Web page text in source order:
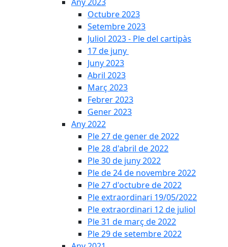
Octubre 2023
Setembre 2023
Juliol 2023 - Ple del cartipàs
17 de juny
Juny 2023
Abril 2023
Març 2023
Febrer 2023
Gener 2023
Any 2022
Ple 27 de gener de 2022
Ple 28 d'abril de 2022
Ple 30 de juny 2022
Ple de 24 de novembre 2022
Ple 27 d'octubre de 2022
Ple extraordinari 19/05/2022
Ple extraordinari 12 de juliol
Ple 31 de març de 2022
Ple 29 de setembre 2022